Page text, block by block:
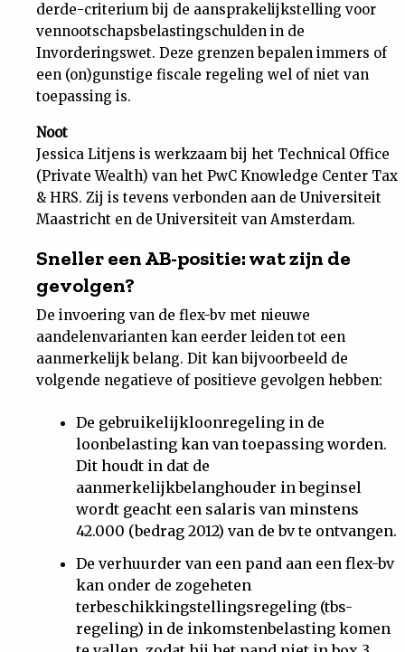
derde-criterium bij de aansprakelijkstelling voor
vennootschapsbelastingschulden in de
Invorderingswet. Deze grenzen bepalen immers of
een (on)gunstige fiscale regeling wel of niet van
toepassing is.
Noot
Jessica Litjens is werkzaam bij het Technical Office
(Private Wealth) van het PwC Knowledge Center Tax
& HRS. Zij is tevens verbonden aan de Universiteit
Maastricht en de Universiteit van Amsterdam.
Sneller een AB-positie: wat zijn de
gevolgen?
De invoering van de flex-bv met nieuwe
aandelenvarianten kan eerder leiden tot een
aanmerkelijk belang. Dit kan bijvoorbeeld de
volgende negatieve of positieve gevolgen hebben:
De gebruikelijkloonregeling in de
loonbelasting kan van toepassing worden.
Dit houdt in dat de
aanmerkelijkbelanghouder in beginsel
wordt geacht een salaris van minstens
42.000 (bedrag 2012) van de bv te ontvangen.
De verhuurder van een pand aan een flex-bv
kan onder de zogeheten
terbeschikkingstellingsregeling (tbs-
regeling) in de inkomstenbelasting komen